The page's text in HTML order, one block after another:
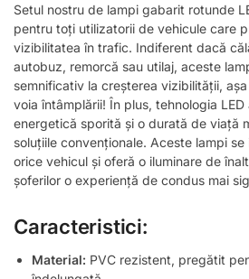
Setul nostru de lampi gabarit rotunde
pentru toți utilizatorii de vehicule care
vizibilitatea în trafic. Indiferent dacă
autobuz, remorcă sau utilaj, aceste
semnificativ la creșterea vizibilității,
voia întâmplării! În plus, tehnologia
energetică sporită și o durată de viață
soluțiile convenționale. Aceste lampi
orice vehicul și oferă o iluminare de
șoferilor o experiență de condus mai
Caracteristici:
Material: PVC rezistent, pregătit